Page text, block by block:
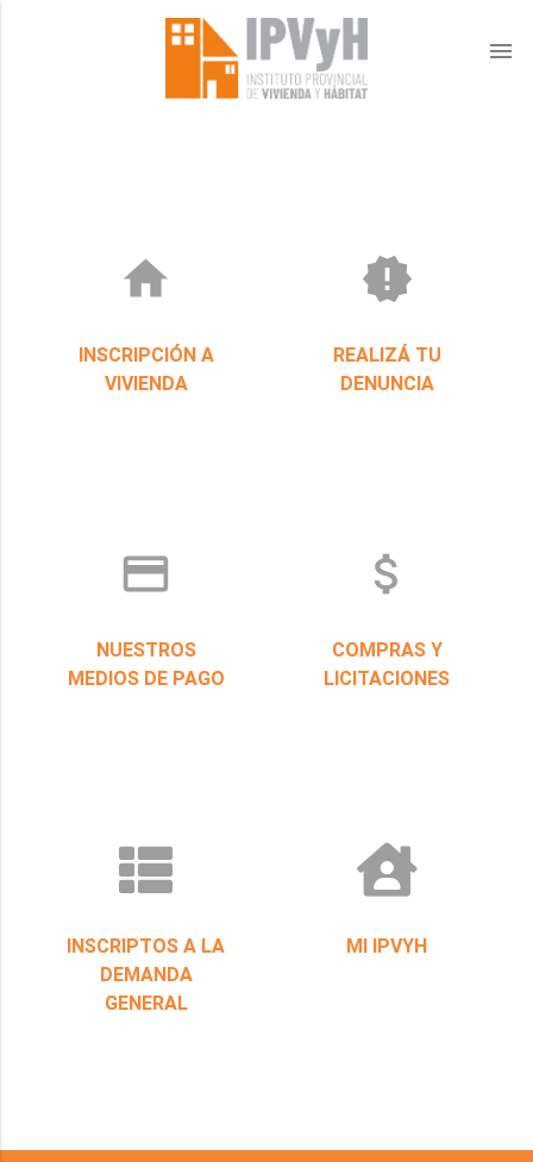
menu
home
INSCRIPCIÓN A
VIVIENDA
new_releases
REALIZÁ TU
DENUNCIA
credit_card
NUESTROS
MEDIOS DE PAGO
attach_money
COMPRAS Y
LICITACIONES
INSCRIPTOS A LA
DEMANDA
GENERAL
MI IPVYH